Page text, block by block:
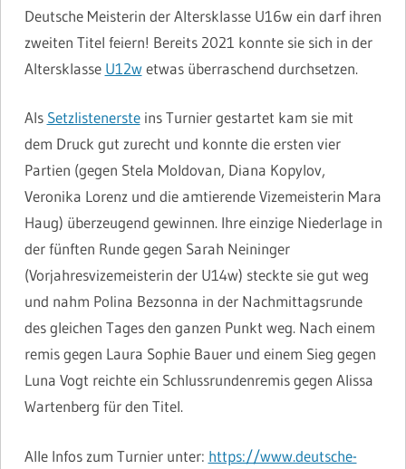
Deutsche Meisterin der Altersklasse U16w ein darf ihren
zweiten Titel feiern! Bereits 2021 konnte sie sich in der
Altersklasse U12wetwas überraschend durchsetzen.
Als Setzlistenersteins Turnier gestartet kam sie mit
dem Druck gut zurecht und konnte die ersten vier
Partien (gegen Stela Moldovan, Diana Kopylov,
Veronika Lorenz und die amtierende Vizemeisterin Mara
Haug) überzeugend gewinnen. Ihre einzige Niederlage in
der fünften Runde gegen Sarah Neininger
(Vorjahresvizemeisterin der U14w) steckte sie gut weg
und nahm Polina Bezsonna in der Nachmittagsrunde
des gleichen Tages den ganzen Punkt weg. Nach einem
remis gegen Laura Sophie Bauer und einem Sieg gegen
Luna Vogt reichte ein Schlussrundenremis gegen Alissa
Wartenberg für den Titel.
Alle Infos zum Turnier unter: https://www.deutsche-